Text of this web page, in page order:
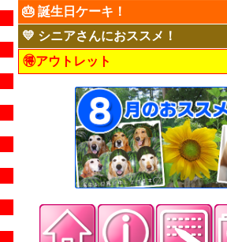
🎂 誕生日ケーキ！
💛 シニアさんにおススメ！
🉐アウトレット